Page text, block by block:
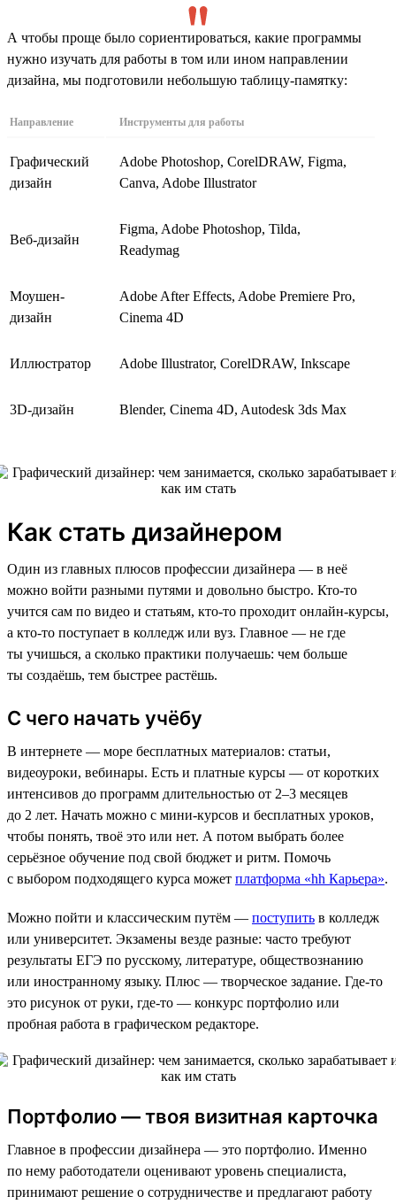
А чтобы проще было сориентироваться, какие программы
нужно изучать для работы в том или ином направлении
дизайна, мы подготовили небольшую таблицу-памятку:
Направление Инструменты для работы
Графический
дизайн
Adobe Photoshop, CorelDRAW, Figma,
Canva, Adobe Illustrator
Веб-дизайн
Figma, Adobe Photoshop, Tilda,
Readymag
Моушен-
дизайн
Adobe After Effects, Adobe Premiere Pro,
Cinema 4D
Иллюстратор Adobe Illustrator, CorelDRAW, Inkscape
3D-дизайн Blender, Cinema 4D, Autodesk 3ds Max
Как стать дизайнером
Один из главных плюсов профессии дизайнера — в неё
можно войти разными путями и довольно быстро. Кто-то
учится сам по видео и статьям, кто-то проходит онлайн-курсы,
а кто-то поступает в колледж или вуз. Главное — не где
ты учишься, а сколько практики получаешь: чем больше
ты создаёшь, тем быстрее растёшь.
С чего начать учёбу
В интернете — море бесплатных материалов: статьи,
видеоуроки, вебинары. Есть и платные курсы — от коротких
интенсивов до программ длительностью от 2–3 месяцев
до 2 лет. Начать можно с мини-курсов и бесплатных уроков,
чтобы понять, твоё это или нет. А потом выбрать более
серьёзное обучение под свой бюджет и ритм. Помочь
с выбором подходящего курса может платформа «hh Карьера».
Можно пойти и классическим путём — поступить в колледж
или университет. Экзамены везде разные: часто требуют
результаты ЕГЭ по русскому, литературе, обществознанию
или иностранному языку. Плюс — творческое задание. Где-то
это рисунок от руки, где-то — конкурс портфолио или
пробная работа в графическом редакторе.
Портфолио — твоя визитная карточка
Главное в профессии дизайнера — это портфолио. Именно
по нему работодатели оценивают уровень специалиста,
принимают решение о сотрудничестве и предлагают работу